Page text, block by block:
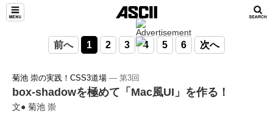
前へ 1 2 3 4 5 6 次へ
菊池 崇の実践！CSS3道場 ― 第3回
box-shadowを極めて「Mac風UI」を作る！
文● 菊池 崇